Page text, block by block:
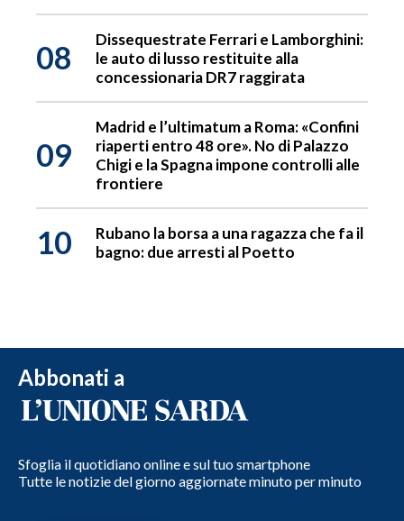
08
Dissequestrate Ferrari e Lamborghini:
le auto di lusso restituite alla
concessionaria DR7 raggirata
09
Madrid e l’ultimatum a Roma: «Confini
riaperti entro 48 ore». No di Palazzo
Chigi e la Spagna impone controlli alle
frontiere
10
Rubano la borsa a una ragazza che fa il
bagno: due arresti al Poetto
Abbonati a
Sfoglia il quotidiano online e sul tuo smartphone
Tutte le notizie del giorno aggiornate minuto per minuto